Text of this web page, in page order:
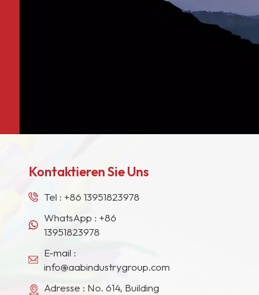
Kontaktieren Sie Uns
Tel :+86 13951823978
WhatsApp :+86
13951823978
E-mail :
info@aabindustrygroup.com
Adresse : No. 614, Building